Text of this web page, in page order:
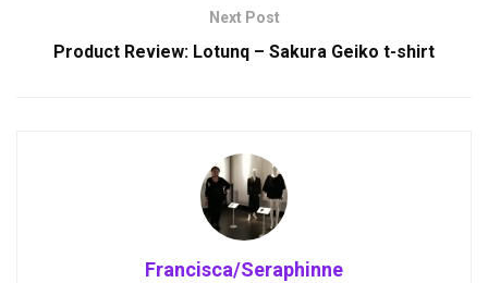
Next Post
Product Review: Lotunq – Sakura Geiko t-shirt
Francisca/Seraphinne